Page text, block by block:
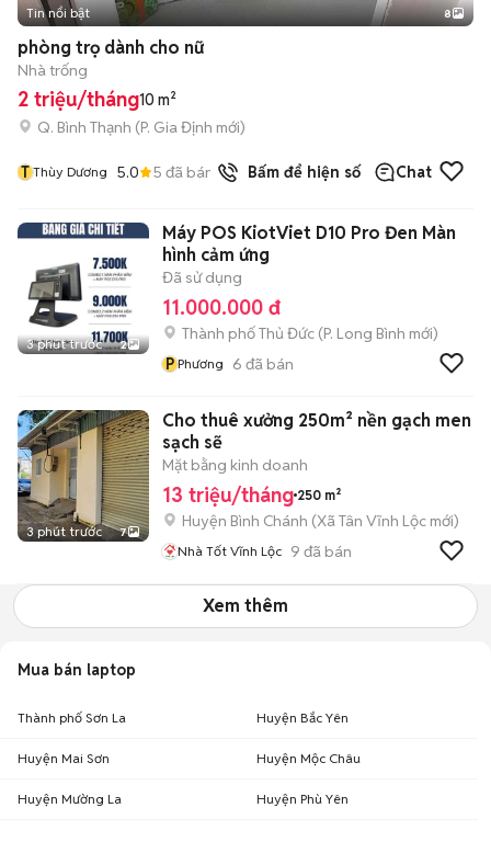
+2
Tin nổi bật 8
phòng trọ dành cho nữ
Nhà trống
2 triệu/tháng10 m²
Q. Bình Thạnh (P. Gia Định mới)
T Thùy Dương 5.0 5 đã bán Bấm để hiện số Chat
3 phút trước 2
Máy POS KiotViet D10 Pro Đen Màn
hình cảm ứng
Đã sử dụng
11.000.000 đ
Thành phố Thủ Đức (P. Long Bình mới)
P Phương 6 đã bán
3 phút trước 7
Cho thuê xưởng 250m² nền gạch men
sạch sẽ
Mặt bằng kinh doanh
13 triệu/tháng 250 m²
Huyện Bình Chánh (Xã Tân Vĩnh Lộc mới)
Nhà Tốt Vĩnh Lộc 9 đã bán
Xem thêm
Mua bán laptop
Thành phố Sơn La Huyện Bắc Yên
Huyện Mai Sơn Huyện Mộc Châu
Huyện Mường La Huyện Phù Yên